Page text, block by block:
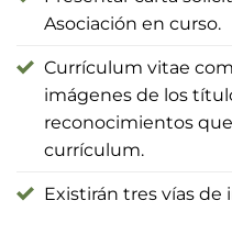
Asociación en curso.
Currículum vitae
imágenes de los
reconocimientos
currículum.
Existirán tres vías de